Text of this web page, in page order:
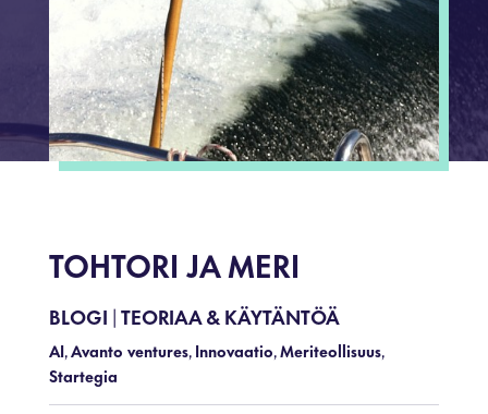
TOHTORI JA MERI
BLOGI TEORIAA & KÄYTÄNTÖÄ
AI,Avanto ventures, Innovaatio,Meriteollisuus,
Startegia